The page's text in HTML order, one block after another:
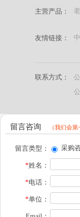
主营产品：
友情链接：
联系方式：
留言咨询 （我们会
留言类型： 采购
*姓名：
*电话：
*单位：